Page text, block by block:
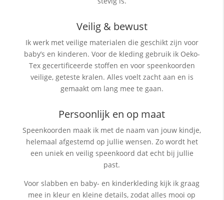
Veilig & bewust
Ik werk met veilige materialen die geschikt zijn voor
baby’s en kinderen. Voor de kleding gebruik ik Oeko-
Tex gecertificeerde stoffen en voor speenkoorden
veilige, geteste kralen. Alles voelt zacht aan en is
gemaakt om lang mee te gaan.
Persoonlijk en op maat
Speenkoorden maak ik met de naam van jouw kindje,
helemaal afgestemd op jullie wensen. Zo wordt het
een uniek en veilig speenkoord dat echt bij jullie
past.
Voor slabben en baby- en kinderkleding kijk ik graag
mee in kleur en kleine details, zodat alles mooi op